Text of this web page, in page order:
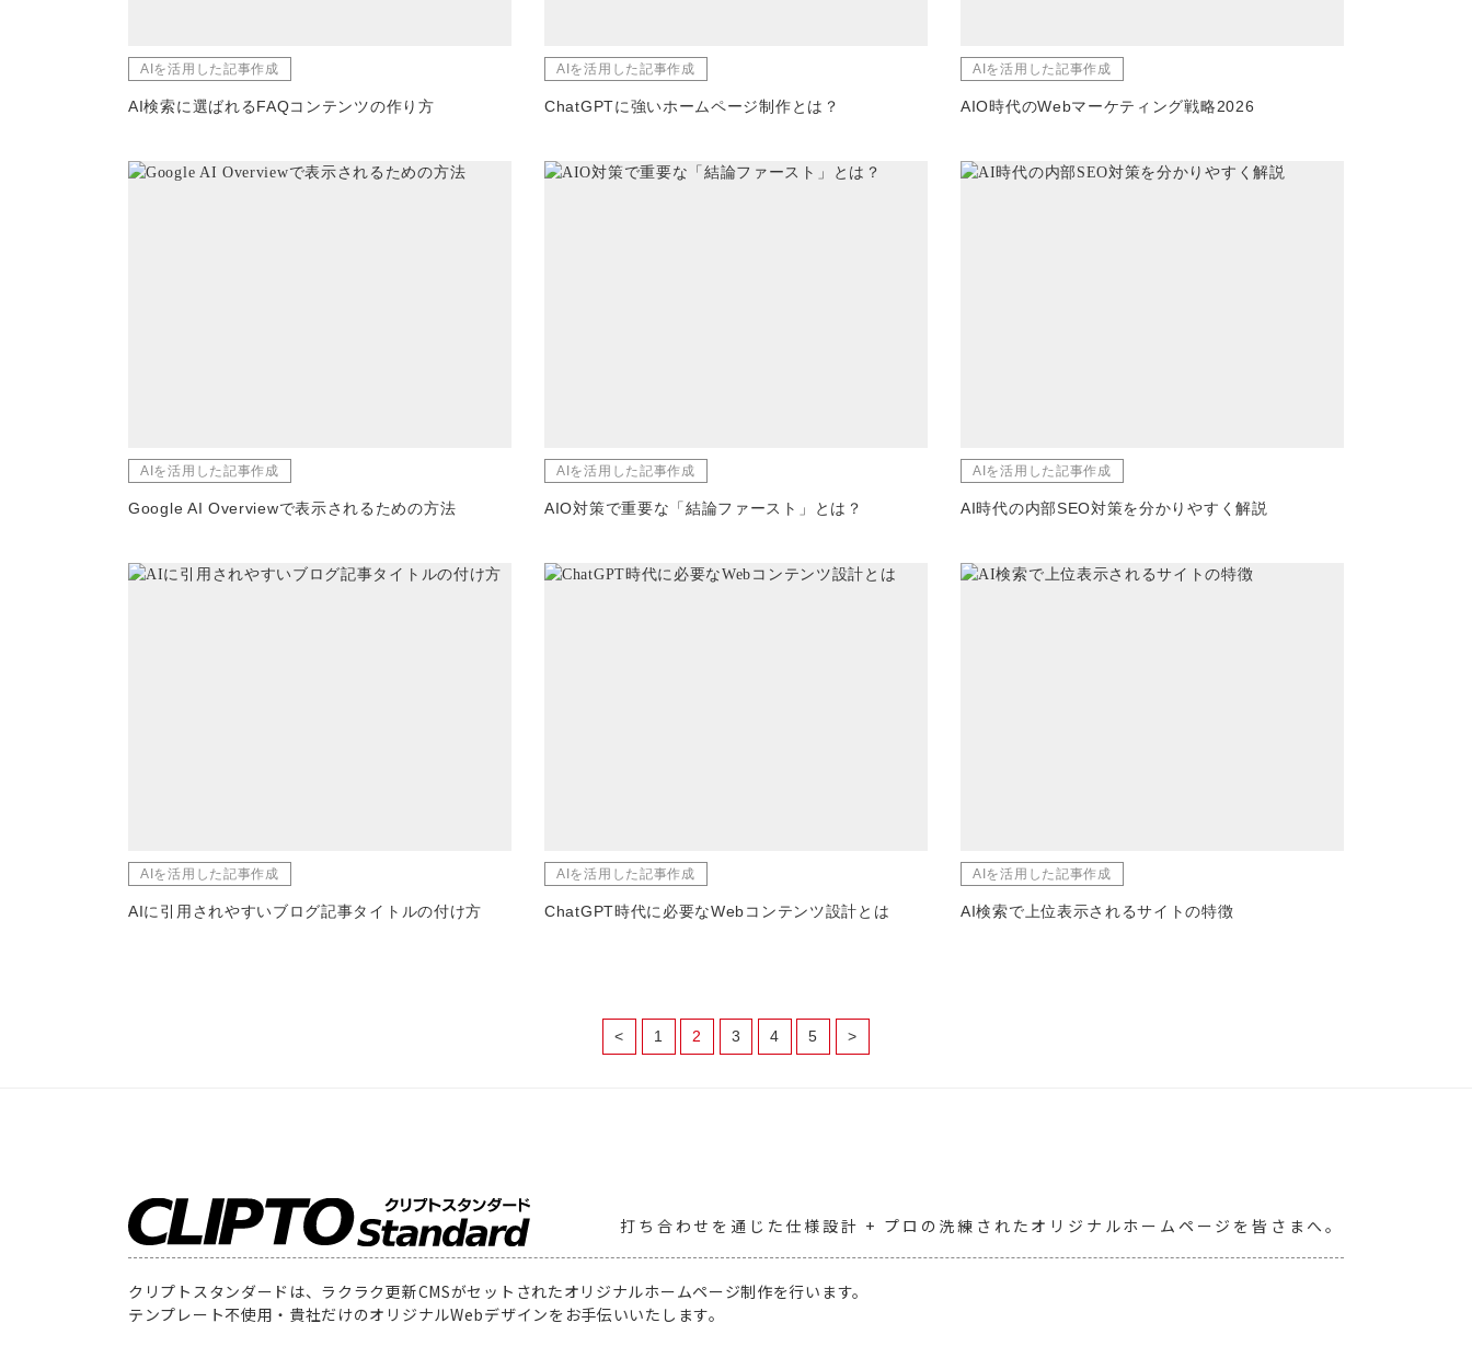
AIを活用した記事作成
AI検索に選ばれるFAQコンテンツの作り方
AIを活用した記事作成
ChatGPTに強いホームページ制作とは？
AIを活用した記事作成
AIO時代のWebマーケティング戦略2026
AIを活用した記事作成
Google AI Overviewで表示されるための方法
AIを活用した記事作成
AIO対策で重要な「結論ファースト」とは？
AIを活用した記事作成
AI時代の内部SEO対策を分かりやすく解説
AIを活用した記事作成
AIに引用されやすいブログ記事タイトルの付け方
AIを活用した記事作成
ChatGPT時代に必要なWebコンテンツ設計とは
AIを活用した記事作成
AI検索で上位表示されるサイトの特徴
< 1 2 3 4 5 >
打ち合わせを通じた仕様設計 + プロの洗練されたオリジナルホームページを皆さまへ。
クリプトスタンダードは、ラクラク更新CMSがセットされたオリジナルホームページ制作を行います。
テンプレート不使用・貴社だけのオリジナルWebデザインをお手伝いいたします。